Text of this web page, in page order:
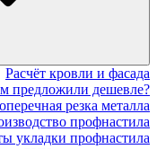
Расчёт кровли и фасада
предложили дешевле?
резка металла
профнастила
укладки профнастила